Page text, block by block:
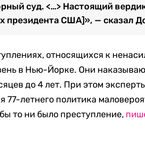
суд. <…> Настоящий
президента США]», — сказал
относящихся к
в Нью-Йорке. Они
до 4 лет. При этом
летнего политика
то ни было преступление,